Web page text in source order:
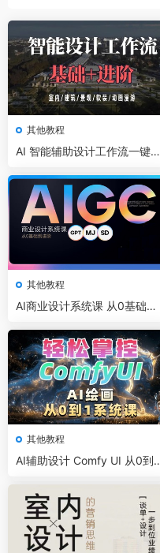
其他教程
AI 智能辅助设计工作流一键效
其他教程
AI商业设计系统课 从0基础到
其他教程
AI辅助设计 Comfy UI 从0到1